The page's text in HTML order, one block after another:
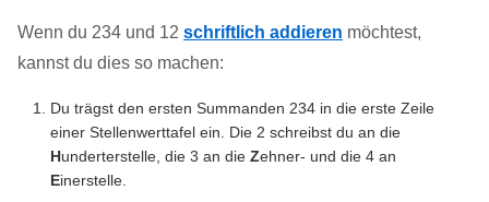
Wenn du 234 und 12 schriftlich addieren möchtest,
kannst du dies so machen:
Du trägst den ersten Summanden 234 in die erste Zeile
einer Stellenwerttafel ein. Die 2 schreibst du an die
Hunderterstelle, die 3 an die Zehner- und die 4 an
Einerstelle.